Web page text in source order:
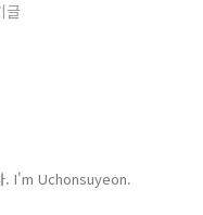
글
. I'm Uchonsuyeon.